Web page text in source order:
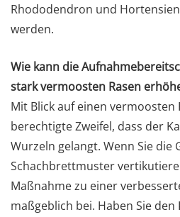
Rhododendron und
werden.
Wie kann die
stark vermoosten Rasen
Mit Blick auf einen vermoosten
berechtigte Zweifel, dass der
Wurzeln gelangt. Wenn Sie die
Schachbrettmuster
Maßnahme zu einer
maßgeblich bei. Haben Sie